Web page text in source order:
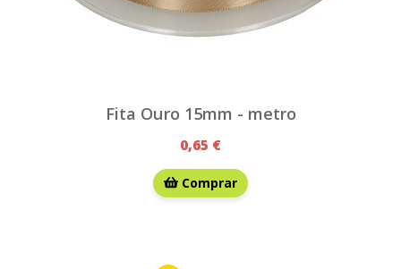
Fita Ouro 15mm - metro
0,65 €
Comprar